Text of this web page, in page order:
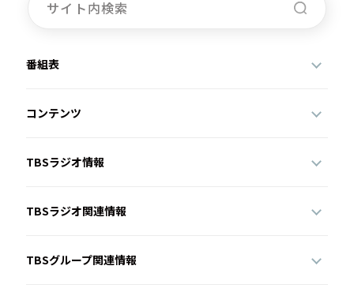
番組表
コンテンツ
TBSラジオ情報
TBSラジオ関連情報
TBSグループ関連情報